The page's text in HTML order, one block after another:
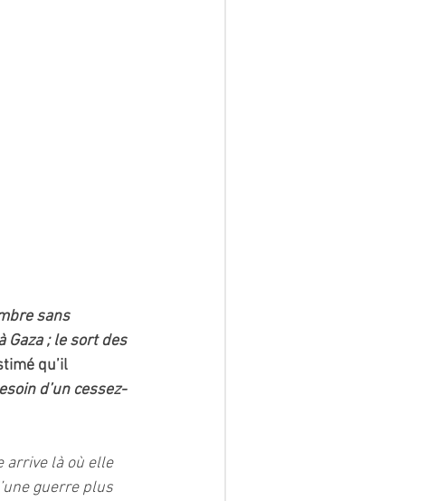
sans
; le sort des
qu’il
d’un cessez-
arrive là où elle
guerre plus